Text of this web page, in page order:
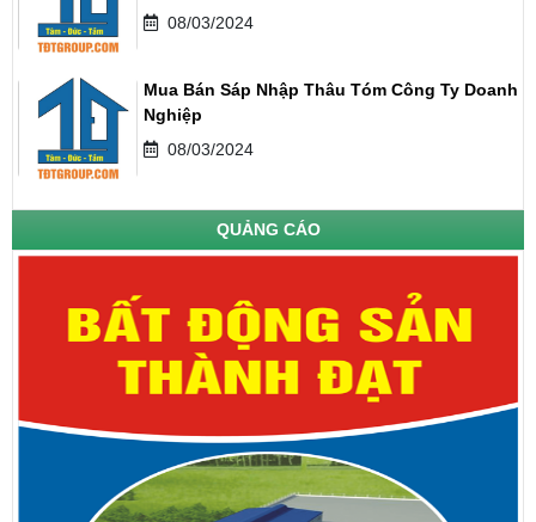
08/03/2024
Mua Bán Sáp Nhập Thâu Tóm Công Ty Doanh
Nghiệp
08/03/2024
QUẢNG CÁO